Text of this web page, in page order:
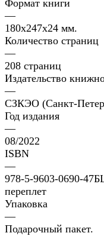
Формат книги
—
180х247х24 мм.
Количество страниц
—
208 страниц
Издательство
—
СЗКЭО (Санкт-
Год издания
—
08/2022
ISBN
—
978-5-9603-0690-
переплет
Упаковка
—
Подарочный пакет.